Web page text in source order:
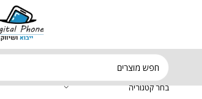
בחר קטגוריה